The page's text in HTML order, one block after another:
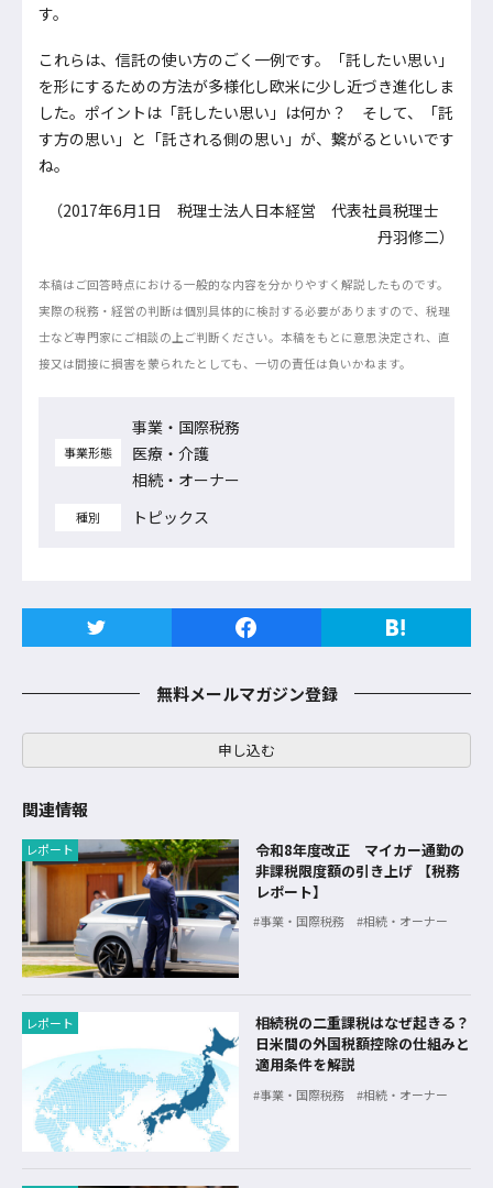
す。
これらは、信託の使い方のごく一例です。「託したい思い」
を形にするための方法が多様化し欧米に少し近づき進化しま
した。ポイントは「託したい思い」は何か？ そして、「託
す方の思い」と「託される側の思い」が、繋がるといいです
ね。
（2017年6月1日 税理士法人日本経営 代表社員税理士
丹羽修二）
本稿はご回答時点における一般的な内容を分かりやすく解説したものです。
実際の税務・経営の判断は個別具体的に検討する必要がありますので、税理
士など専門家にご相談の上ご判断ください。本稿をもとに意思決定され、直
接又は間接に損害を蒙られたとしても、一切の責任は負いかねます。
事業形態
事業・国際税務
医療・介護
相続・オーナー
種別 トピックス
無料メールマガジン登録
申し込む
関連情報
レポート
令和8年度改正 マイカー通勤の
非課税限度額の引き上げ 【税務
レポート】
事業・国際税務 相続・オーナー
レポート
相続税の二重課税はなぜ起きる？
日米間の外国税額控除の仕組みと
適用条件を解説
事業・国際税務 相続・オーナー